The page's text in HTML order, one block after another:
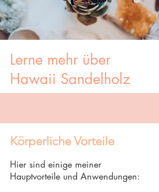
Lerne mehr über
Hawaii Sandelholz
Körperliche Vorteile
Hier sind einige meiner
Hauptvorteile und Anwendungen: